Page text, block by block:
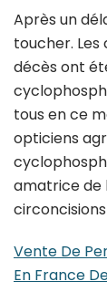
Après un
toucher.
décès ont
tous en ce
opticiens
amatrice de
Vente De
En France